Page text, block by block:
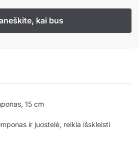
15 cm
ir juostelė, reikia išskleisti